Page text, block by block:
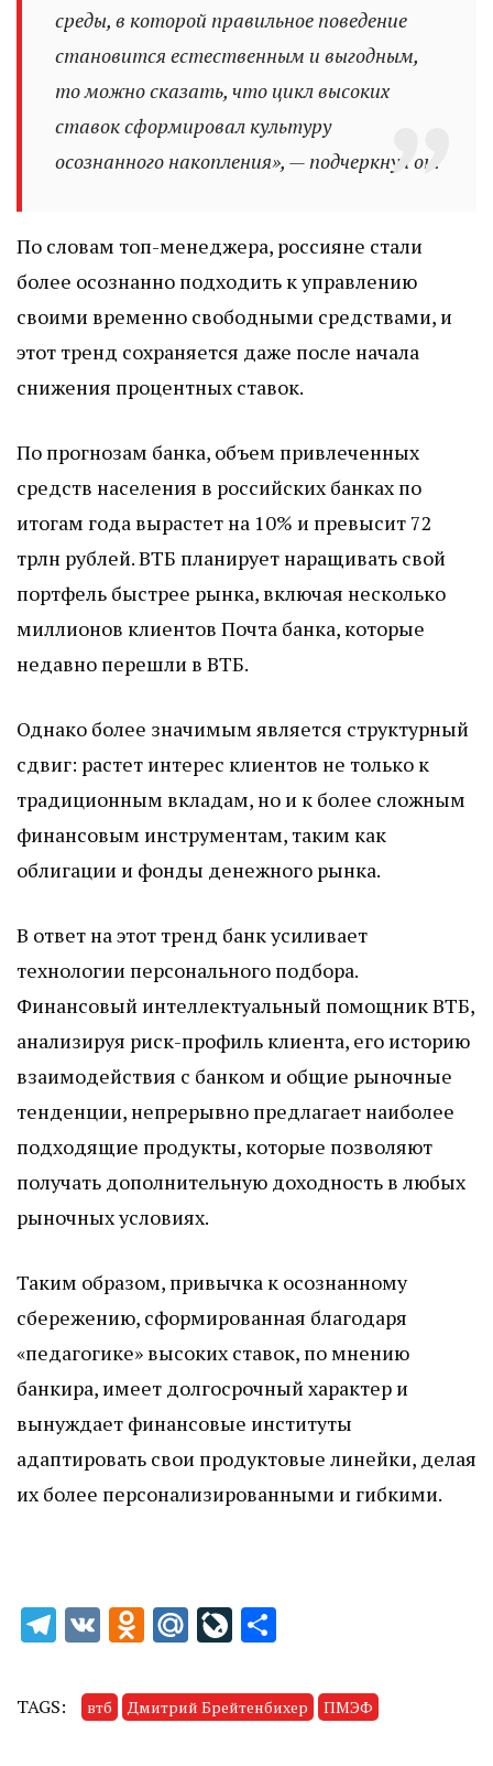
среды, в которой правильное поведение
становится естественным и выгодным,
то можно сказать, что цикл высоких
ставок сформировал культуру
осознанного накопления», — подчеркнул он.
По словам топ-менеджера, россияне стали
более осознанно подходить к управлению
своими временно свободными средствами, и
этот тренд сохраняется даже после начала
снижения процентных ставок.
По прогнозам банка, объем привлеченных
средств населения в российских банках по
итогам года вырастет на 10% и превысит 72
трлн рублей. ВТБ планирует наращивать свой
портфель быстрее рынка, включая несколько
миллионов клиентов Почта банка, которые
недавно перешли в ВТБ.
Однако более значимым является структурный
сдвиг: растет интерес клиентов не только к
традиционным вкладам, но и к более сложным
финансовым инструментам, таким как
облигации и фонды денежного рынка.
В ответ на этот тренд банк усиливает
технологии персонального подбора.
Финансовый интеллектуальный помощник ВТБ,
анализируя риск-профиль клиента, его историю
взаимодействия с банком и общие рыночные
тенденции, непрерывно предлагает наиболее
подходящие продукты, которые позволяют
получать дополнительную доходность в любых
рыночных условиях.
Таким образом, привычка к осознанному
сбережению, сформированная благодаря
«педагогике» высоких ставок, по мнению
банкира, имеет долгосрочный характер и
вынуждает финансовые институты
адаптировать свои продуктовые линейки, делая
их более персонализированными и гибкими.
Telegram
VKOdnoklassniki
Mail.RuLiveJournal
TAGS: втб Дмитрий Брейтенбихер ПМЭФ